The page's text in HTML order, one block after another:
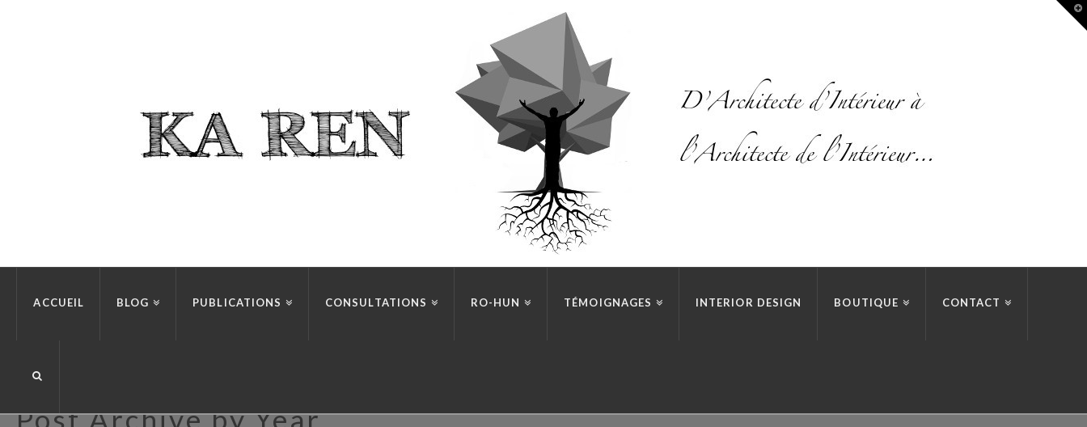
ACCUEIL BLOG PUBLICATIONS CONSULTATIONS RO-HUN TÉMOIGNAGES INTERIOR DESIGN BOUTIQUE CONTACT
Post Archive by Year